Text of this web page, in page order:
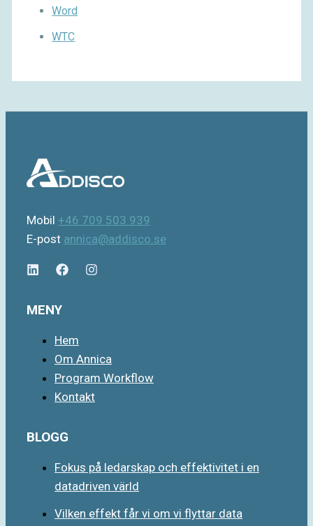
Word
WTC
Mobil +46 709 503 939
E-post annica@addisco.se
MENY
Hem
Om Annica
Program Workflow
Kontakt
BLOGG
Fokus på ledarskap och effektivitet i en
datadriven värld
Vilken effekt får vi om vi flyttar data